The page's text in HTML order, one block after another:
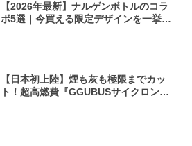
【2026年最新】ナルゲンボトルのコラ
ボ5選｜今買える限定デザインを一挙紹
【日本初上陸】煙も灰も極限までカッ
ト！超高燃費『GGUBUSサイクロン焚